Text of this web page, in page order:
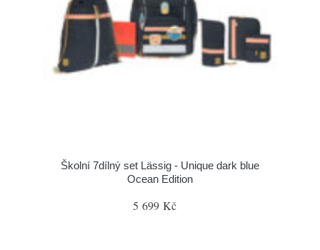
Školní 7dílný set Lässig - Unique dark blue
Ocean Edition
5 699 Kč